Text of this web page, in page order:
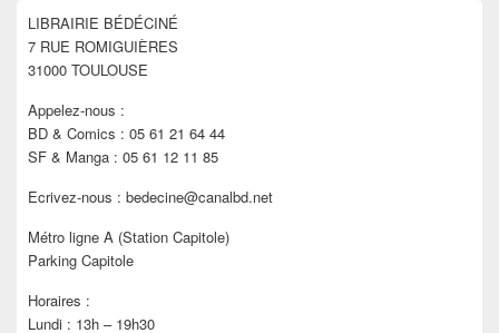
barre
latérale
LIBRAIRIE BÉDÉCINÉ
7 RUE ROMIGUIÈRES
31000 TOULOUSE
Appelez-nous :
BD & Comics : 05 61 21 64 44
SF & Manga : 05 61 12 11 85
Ecrivez-nous : bedecine@canalbd.net
Métro ligne A (Station Capitole)
Parking Capitole
Horaires :
Lundi : 13h – 19h30